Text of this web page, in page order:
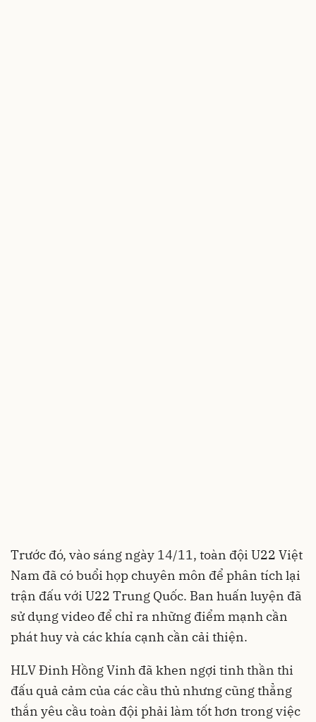
Trước đó, vào sáng ngày 14/11, toàn đội U22 Việt
Nam đã có buổi họp chuyên môn để phân tích lại
trận đấu với U22 Trung Quốc. Ban huấn luyện đã
sử dụng video để chỉ ra những điểm mạnh cần
phát huy và các khía cạnh cần cải thiện.
HLV Đinh Hồng Vinh đã khen ngợi tinh thần thi
đấu quả cảm của các cầu thủ nhưng cũng thẳng
thắn yêu cầu toàn đội phải làm tốt hơn trong việc